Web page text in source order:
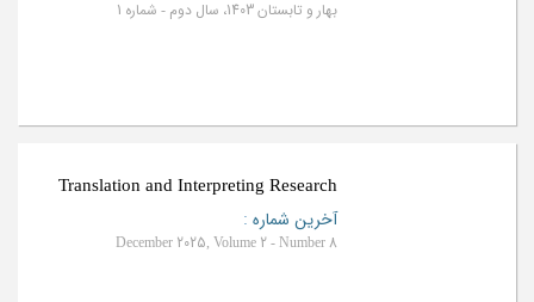
بهار و تابستان 1403، سال دوم - شماره 1
Translation and Interpreting Research
آخرین شماره :
December 2025, Volume 2 - Number 8